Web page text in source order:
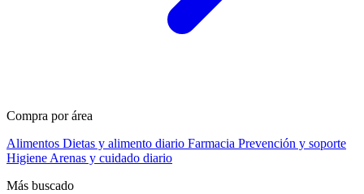
Compra por área
Alimentos Dietas y alimento diario Farmacia Prevención y soporte
Higiene Arenas y cuidado diario
Más buscado